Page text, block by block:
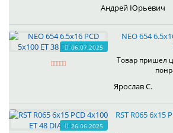
Андрей Юрьевич
06.07.2025
NEO 654
Товар пришел
Ярослав С.
26.06.2025
RST R065 6x15